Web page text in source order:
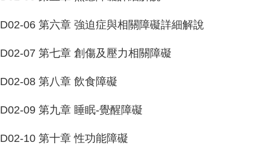
D02-06 第六章 強迫症與相關障礙詳細解說
D02-07 第七章 創傷及壓力相關障礙
D02-08 第八章 飲食障礙
D02-09 第九章 睡眠-覺醒障礙
D02-10 第十章 性功能障礙